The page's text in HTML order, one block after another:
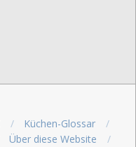
Küchen-Glossar
Über diese Website